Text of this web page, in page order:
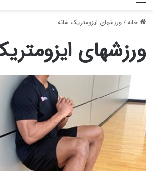
خانه/ورزشهای ایزومتریک شانه
ورزشهای